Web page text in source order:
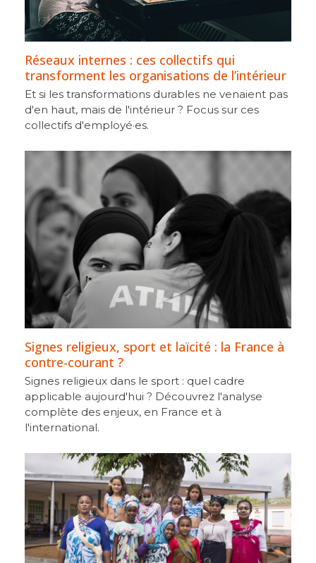
Réseaux internes : ces collectifs qui
transforment les organisations de l’intérieur
Et si les transformations durables ne venaient pas
d'en haut, mais de l'intérieur ? Focus sur ces
collectifs d'employé·es.
Signes religieux, sport et laïcité : la France à
contre-courant ?
Signes religieux dans le sport : quel cadre
applicable aujourd'hui ? Découvrez l'analyse
complète des enjeux, en France et à
l'international.